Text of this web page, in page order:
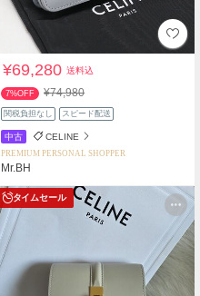
¥69,280送料込
7%OFF ¥74,980
関税負担なし スピード配送
中古 CELINE
PREMIUM PERSONAL SHOPPER
Mr.BH
タイムセール